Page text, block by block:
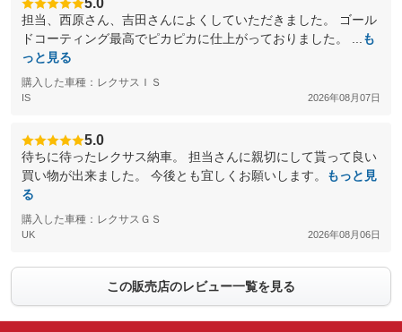
5.0
担当、西原さん、吉田さんによくしていただきました。 ゴール
ドコーティング最高でピカピカに仕上がっておりました。 ...
も
っと見る
購入した車種：レクサスＩＳ
IS 2026年08月07日
5.0
待ちに待ったレクサス納車。 担当さんに親切にして貰って良い
買い物が出来ました。 今後とも宜しくお願いします。
もっと見
る
購入した車種：レクサスＧＳ
UK 2026年08月06日
この販売店のレビュー一覧を見る